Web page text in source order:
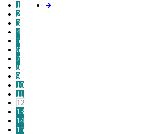
1
2
3
4
5
6
7
8
9
10
11
12
13
14
15